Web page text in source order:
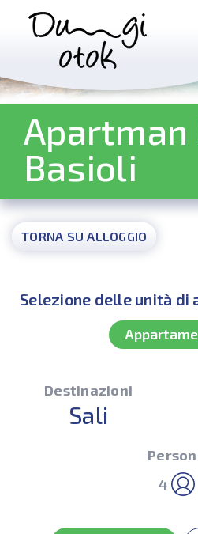
Salta al contenuto
Apartman
Basioli
TORNA SU ALLOGGIO
Selezione delle unità di
Destinazioni
Sali
4